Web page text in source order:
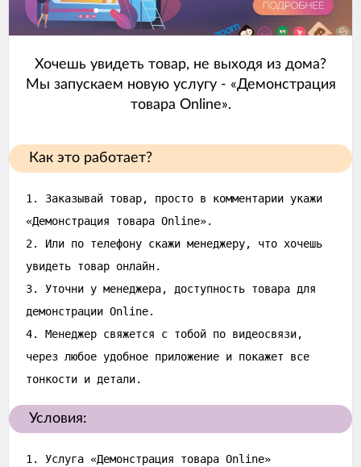
Хочешь увидеть товар, не выходя из дома?
Мы запускаем новую услугу - «Демонстрация
товара Online».
Как это работает?
1. Заказывай товар, просто в комментарии укажи
«Демонстрация товара Online».
2. Или по телефону скажи менеджеру, что хочешь
увидеть товар онлайн.
3. Уточни у менеджера, доступность товара для
демонстрации Online.
4. Менеджер свяжется с тобой по видеосвязи,
через любое удобное приложение и покажет все
тонкости и детали.
Условия:
1. Услуга «Демонстрация товара Online»